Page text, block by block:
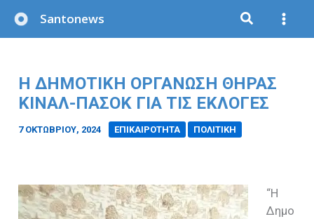
στο
Santonews
Η ΔΗΜΟΤΙΚΉ ΟΡΓΆΝΩΣΗ ΘΉΡΑΣ
ΚΙΝΑΛ-ΠΑΣΟΚ ΓΙΑ ΤΙΣ ΕΚΛΟΓΈΣ
7 ΟΚΤΩΒΡΊΟΥ, 2024 ΕΠΙΚΑΙΡΟΤΗΤΑ ΠΟΛΙΤΙΚΗ
“Η
Δημο